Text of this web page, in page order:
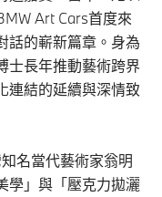
Art Cars首度來
話的嶄新篇章。身為
士長年推動藝術跨界
連結的延續與深情致
名當代藝術家翁明
學」與「壓克力拋灑